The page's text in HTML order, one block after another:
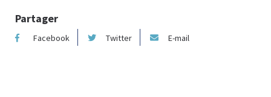
Partager
Facebook Twitter E-mail